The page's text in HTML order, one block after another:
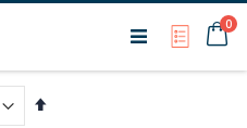
My0
Van